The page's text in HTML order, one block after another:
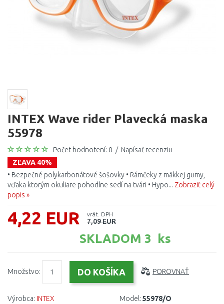
INTEX Wave rider Plavecká maska
55978
Počet hodnotení: 0 / Napísať recenziu
ZĽAVA 40%
• Bezpečné polykarbonátové šošovky • Rámčeky z mäkkej gumy,
vďaka ktorým okuliare pohodlne sedí na tvári • Hypo... Zobraziť celý
popis »
4,22 EUR vrát. DPH
7,09 EUR
SKLADOM 3 ks
Množstvo: POROVNAŤ
Výrobca: INTEX
Model: 55978/O